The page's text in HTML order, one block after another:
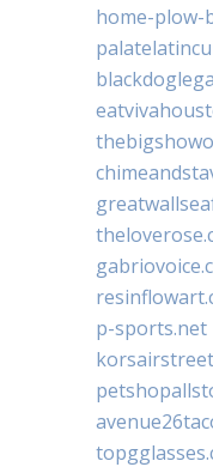
home-plow-
p-sports.net